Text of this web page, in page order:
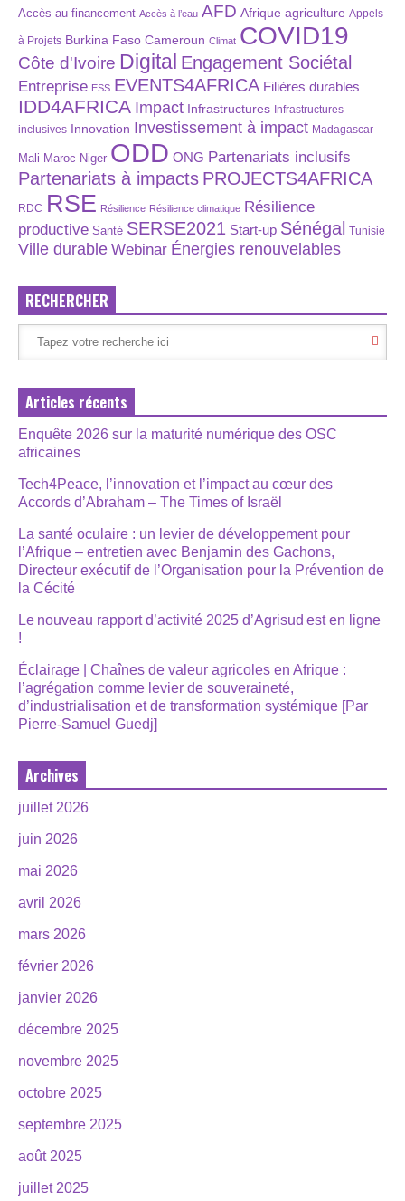
Accès au financement Accès à l’eau AFD Afrique agriculture Appels
à Projets Burkina Faso Cameroun Climat COVID19
Côte d'Ivoire Digital Engagement Sociétal
Entreprise ESS EVENTS4AFRICA Filières durables
IDD4AFRICA Impact Infrastructures Infrastructures
inclusives Innovation Investissement à impact Madagascar
Mali Maroc Niger ODD ONG Partenariats inclusifs
Partenariats à impacts PROJECTS4AFRICA
RDC RSE Résilience Résilience climatique Résilience
productive Santé SERSE2021 Start-up Sénégal Tunisie
Ville durable Webinar Énergies renouvelables
RECHERCHER
Articles récents
Enquête 2026 sur la maturité numérique des OSC
africaines
Tech4Peace, l’innovation et l’impact au cœur des
Accords d’Abraham – The Times of Israël
La santé oculaire : un levier de développement pour
l’Afrique – entretien avec Benjamin des Gachons,
Directeur exécutif de l’Organisation pour la Prévention de
la Cécité
Le nouveau rapport d’activité 2025 d’Agrisud est en ligne
!
Éclairage | Chaînes de valeur agricoles en Afrique :
l’agrégation comme levier de souveraineté,
d’industrialisation et de transformation systémique [Par
Pierre-Samuel Guedj]
Archives
juillet 2026
juin 2026
mai 2026
avril 2026
mars 2026
février 2026
janvier 2026
décembre 2025
novembre 2025
octobre 2025
septembre 2025
août 2025
juillet 2025